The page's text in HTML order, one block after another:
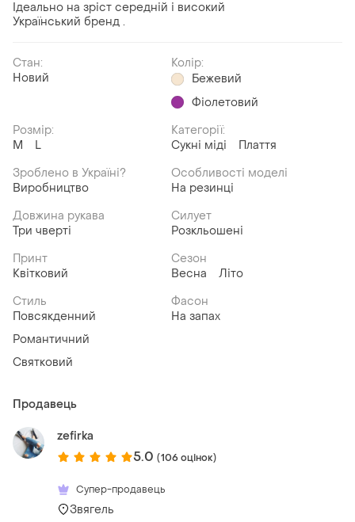
Ідеально на зріст середній і високий
Український бренд .
Стан:
Новий
Колір:
Бежевий
Фіолетовий
Розмір:
M
L
Категорії:
Сукні міді
Плаття
Зроблено в Україні?
Виробництво
Особливості моделі
На резинці
Довжина рукава
Три чверті
Силует
Розкльошені
Принт
Квітковий
Сезон
Весна
Літо
Стиль
Повсякденний
Романтичний
Святковий
Фасон
На запах
Продавець
zefirka
5.0 (106 оцінок)
Супер-продавець
Звягель